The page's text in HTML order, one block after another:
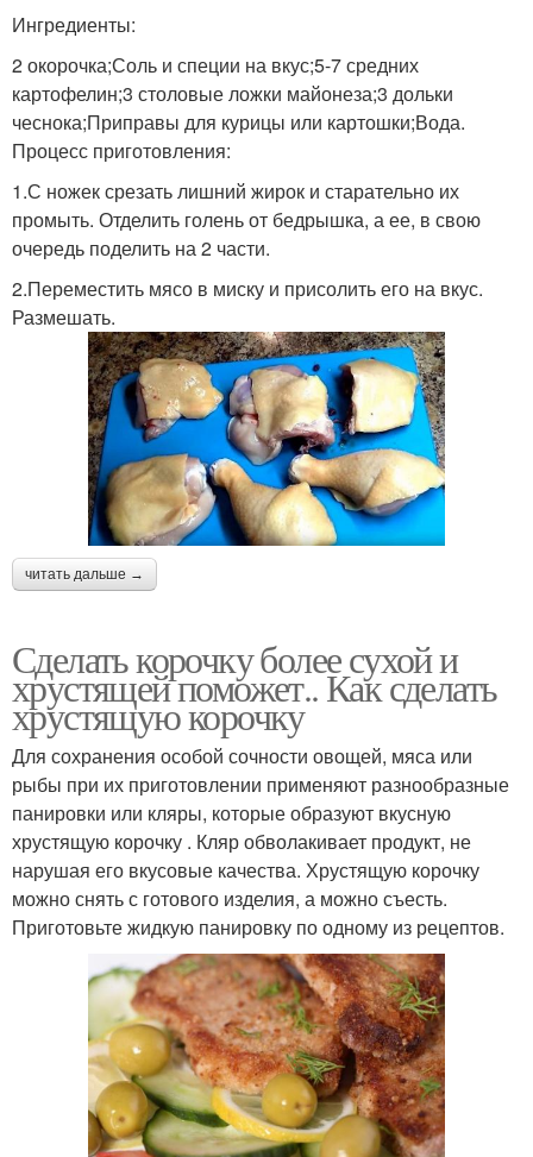
Ингредиенты:
2 окорочка;Соль и специи на вкус;5-7 средних
картофелин;3 столовые ложки майонеза;3 дольки
чеснока;Приправы для курицы или картошки;Вода.
Процесс приготовления:
1.С ножек срезать лишний жирок и старательно их
промыть. Отделить голень от бедрышка, а ее, в свою
очередь поделить на 2 части.
2.Переместить мясо в миску и присолить его на вкус.
Размешать.
читать дальше →
Сделать корочку более сухой и
хрустящей поможет.. Как сделать
хрустящую корочку
Для сохранения особой сочности овощей, мяса или
рыбы при их приготовлении применяют разнообразные
панировки или кляры, которые образуют вкусную
хрустящую корочку . Кляр обволакивает продукт, не
нарушая его вкусовые качества. Хрустящую корочку
можно снять с готового изделия, а можно съесть.
Приготовьте жидкую панировку по одному из рецептов.